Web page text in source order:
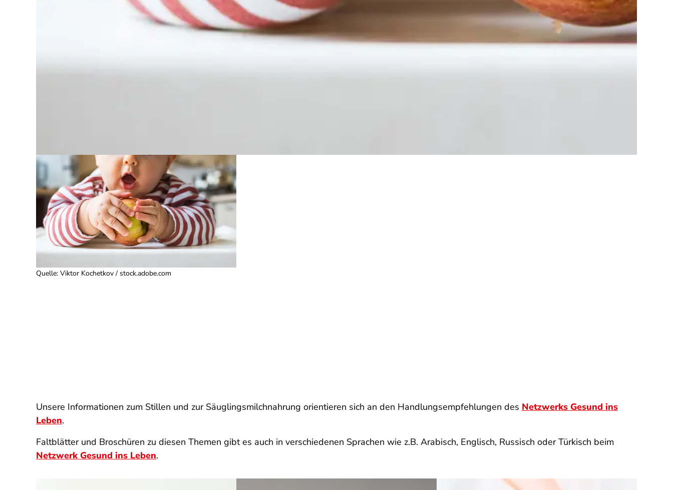
Quelle: Viktor Kochetkov / stock.adobe.com
Unsere Informationen zum Stillen und zur Säuglingsmilchnahrung orientieren sich an den Handlungsempfehlungen des Netzwerks Gesund ins
Leben.
Faltblätter und Broschüren zu diesen Themen gibt es auch in verschiedenen Sprachen wie z.B. Arabisch, Englisch, Russisch oder Türkisch beim
Netzwerk Gesund ins Leben.